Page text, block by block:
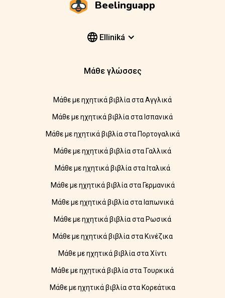
Beelinguapp
Elliniká
Μάθε γλώσσες
Μάθε με ηχητικά βιβλία στα Αγγλικά
Μάθε με ηχητικά βιβλία στα Ισπανικά
Μάθε με ηχητικά βιβλία στα Πορτογαλικά
Μάθε με ηχητικά βιβλία στα Γαλλικά
Μάθε με ηχητικά βιβλία στα Ιταλικά
Μάθε με ηχητικά βιβλία στα Γερμανικά
Μάθε με ηχητικά βιβλία στα Ιαπωνικά
Μάθε με ηχητικά βιβλία στα Ρωσικά
Μάθε με ηχητικά βιβλία στα Κινέζικα
Μάθε με ηχητικά βιβλία στα Χίντι
Μάθε με ηχητικά βιβλία στα Τουρκικά
Μάθε με ηχητικά βιβλία στα Κορεάτικα